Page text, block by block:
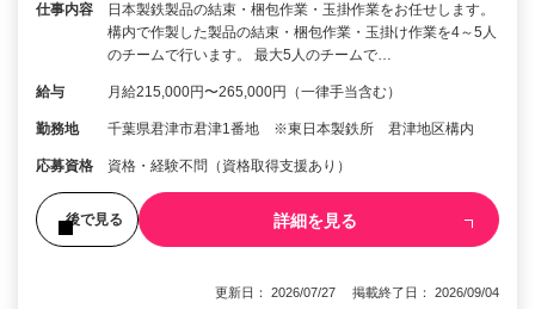
仕事内容
日本製鉄製品の結束・梱包作業・玉掛作業をお任せします。
構内で作製した製品の結束・梱包作業・玉掛け作業を4～5人
のチームで行います。 最大5人のチームで…
給与 月給215,000円〜265,000円（一律手当含む）
勤務地 千葉県君津市君津1番地 ※東日本製鉄所 君津地区構内
応募資格 資格・経験不問（資格取得支援あり）
後で見る 詳細を見る
更新日： 2026/07/27 掲載終了日： 2026/09/04